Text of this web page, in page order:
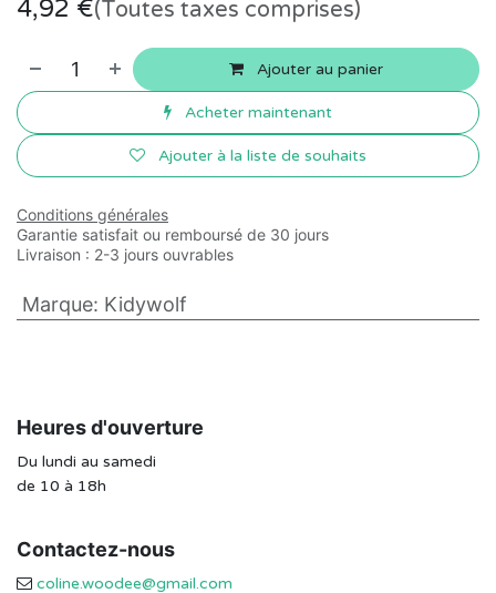
4,92 €(Toutes taxes comprises)
Ajouter au panier
Acheter maintenant
Ajouter à la liste de souhaits
Conditions générales
Garantie satisfait ou remboursé de 30 jours
Livraison : 2-3 jours ouvrables
Marque: Kidywolf
Heures d'ouverture
Du lundi au samedi
de 10 à 18h
Contactez-nous
coline.woodee@gmail.com